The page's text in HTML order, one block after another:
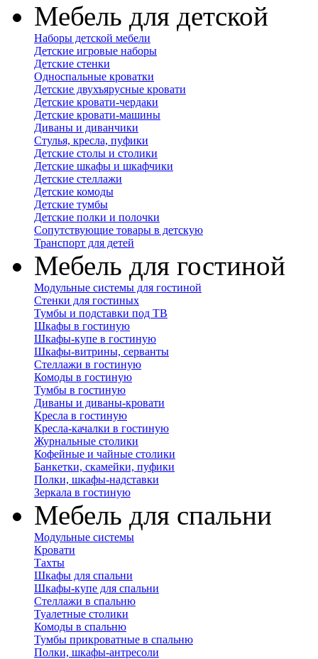
Мебель для детской
Наборы детской мебели
Детские игровые наборы
Детские стенки
Односпальные кроватки
Детские двухъярусные кровати
Детские кровати-чердаки
Детские кровати-машины
Диваны и диванчики
Стулья, кресла, пуфики
Детские столы и столики
Детские шкафы и шкафчики
Детские стеллажи
Детские комоды
Детские тумбы
Детские полки и полочки
Сопутствующие товары в детскую
Транспорт для детей
Мебель для гостиной
Модульные системы для гостиной
Стенки для гостиных
Тумбы и подставки под ТВ
Шкафы в гостиную
Шкафы-купе в гостиную
Шкафы-витрины, серванты
Стеллажи в гостиную
Комоды в гостиную
Тумбы в гостиную
Диваны и диваны-кровати
Кресла в гостиную
Кресла-качалки в гостиную
Журнальные столики
Кофейные и чайные столики
Банкетки, скамейки, пуфики
Полки, шкафы-надставки
Зеркала в гостиную
Мебель для спальни
Модульные системы
Кровати
Тахты
Шкафы для спальни
Шкафы-купе для спальни
Стеллажи в спальню
Туалетные столики
Комоды в спальню
Тумбы прикроватные в спальню
Полки, шкафы-антресоли